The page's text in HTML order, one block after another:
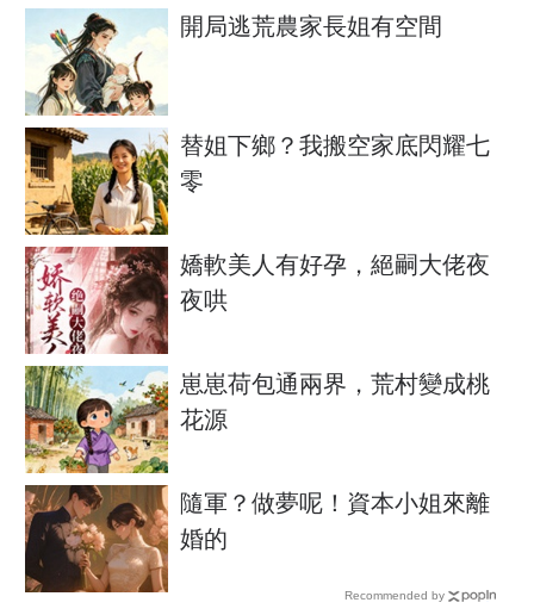
開局逃荒農家長姐有空間
替姐下鄉？我搬空家底閃耀七
零
嬌軟美人有好孕，絕嗣大佬夜
夜哄
崽崽荷包通兩界，荒村變成桃
花源
隨軍？做夢呢！資本小姐來離
婚的
Recommended by